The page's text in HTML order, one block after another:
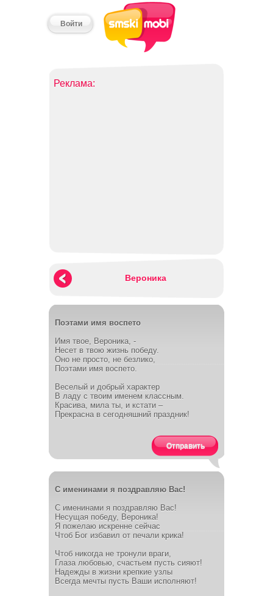
Войти
Реклама:
Вероника
Поэтами имя воспето
Имя твое, Вероника, -
Несет в твою жизнь победу.
Оно не просто, не безлико,
Поэтами имя воспето.
Веселый и добрый характер
В ладу с твоим именем классным.
Красива, мила ты, и кстати –
Прекрасна в сегодняшний праздник!
Отправить
С именинами я поздравляю Вас!
С именинами я поздравляю Вас!
Несущая победу, Вероника!
Я пожелаю искренне сейчас
Чтоб Бог избавил от печали крика!
Чтоб никогда не тронули враги,
Глаза любовью, счастьем пусть сияют!
Надежды в жизни крепкие узлы
Всегда мечты пусть Ваши исполняют!